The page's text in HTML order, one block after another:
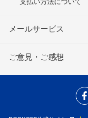
メールサービス
ご意見・ご感想